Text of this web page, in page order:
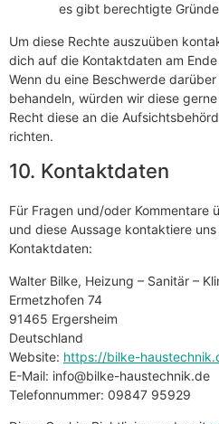
es gibt berechtigte
Um diese Rechte auszuüben
dich auf die Kontaktdaten am
Wenn du eine Beschwerde
behandeln, würden wir diese
Recht diese an die
richten.
10. Kontaktdaten
Für Fragen und/oder Kommentare
und diese Aussage kontaktiere
Kontaktdaten:
Walter Bilke, Heizung – Sanitär –
Ermetzhofen 74
91465 Ergersheim
Deutschland
Website: https://bilke-
E-Mail: info@bilke-haustechnik.de
Telefonnummer: 09847 95929